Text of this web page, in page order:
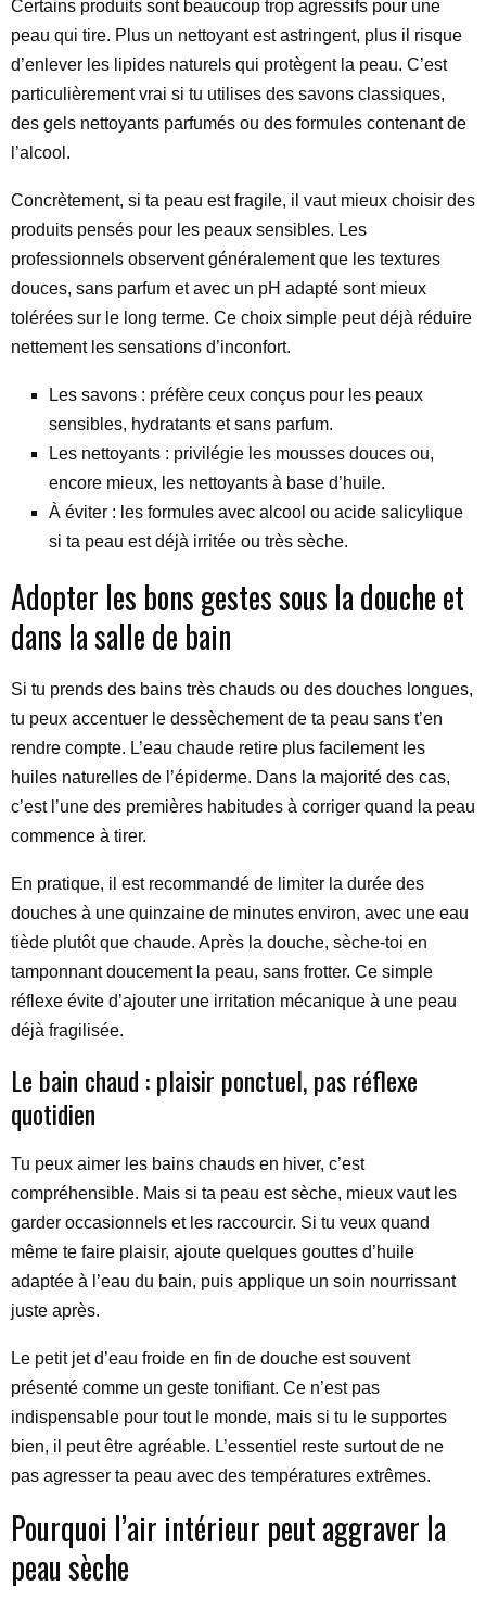
Certains produits sont beaucoup trop agressifs pour une
peau qui tire. Plus un nettoyant est astringent, plus il risque
d’enlever les lipides naturels qui protègent la peau. C’est
particulièrement vrai si tu utilises des savons classiques,
des gels nettoyants parfumés ou des formules contenant de
l’alcool.
Concrètement, si ta peau est fragile, il vaut mieux choisir des
produits pensés pour les peaux sensibles. Les
professionnels observent généralement que les textures
douces, sans parfum et avec un pH adapté sont mieux
tolérées sur le long terme. Ce choix simple peut déjà réduire
nettement les sensations d’inconfort.
Les savons : préfère ceux conçus pour les peaux
sensibles, hydratants et sans parfum.
Les nettoyants : privilégie les mousses douces ou,
encore mieux, les nettoyants à base d’huile.
À éviter : les formules avec alcool ou acide salicylique
si ta peau est déjà irritée ou très sèche.
Adopter les bons gestes sous la douche et
dans la salle de bain
Si tu prends des bains très chauds ou des douches longues,
tu peux accentuer le dessèchement de ta peau sans t’en
rendre compte. L’eau chaude retire plus facilement les
huiles naturelles de l’épiderme. Dans la majorité des cas,
c’est l’une des premières habitudes à corriger quand la peau
commence à tirer.
En pratique, il est recommandé de limiter la durée des
douches à une quinzaine de minutes environ, avec une eau
tiède plutôt que chaude. Après la douche, sèche-toi en
tamponnant doucement la peau, sans frotter. Ce simple
réflexe évite d’ajouter une irritation mécanique à une peau
déjà fragilisée.
Le bain chaud : plaisir ponctuel, pas réflexe
quotidien
Tu peux aimer les bains chauds en hiver, c’est
compréhensible. Mais si ta peau est sèche, mieux vaut les
garder occasionnels et les raccourcir. Si tu veux quand
même te faire plaisir, ajoute quelques gouttes d’huile
adaptée à l’eau du bain, puis applique un soin nourrissant
juste après.
Le petit jet d’eau froide en fin de douche est souvent
présenté comme un geste tonifiant. Ce n’est pas
indispensable pour tout le monde, mais si tu le supportes
bien, il peut être agréable. L’essentiel reste surtout de ne
pas agresser ta peau avec des températures extrêmes.
Pourquoi l’air intérieur peut aggraver la
peau sèche